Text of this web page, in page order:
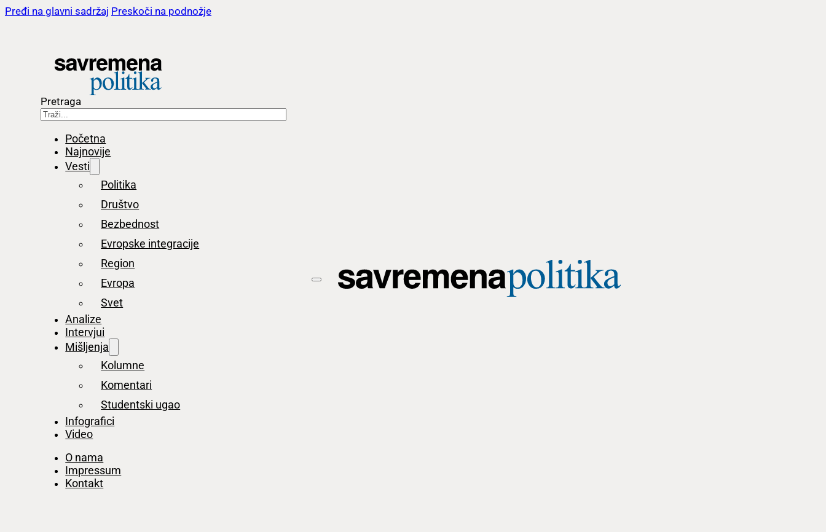
Pređi na glavni sadržaj Preskoči na podnožje
Pretraga
Početna
Najnovije
Vesti
Politika
Društvo
Bezbednost
Evropske integracije
Region
Evropa
Svet
Analize
Intervjui
Mišljenja
Kolumne
Komentari
Studentski ugao
Infografici
Video
O nama
Impressum
Kontakt